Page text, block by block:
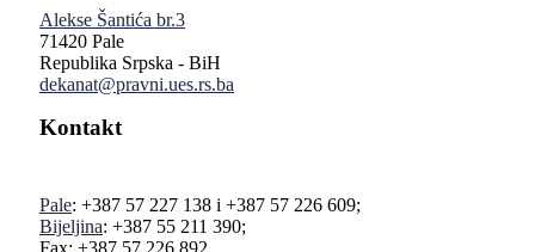
Alekse Šantića br.3
71420 Pale
Republika Srpska - BiH
dekanat@pravni.ues.rs.ba
Kontakt
Pale: +387 57 227 138 i +387 57 226 609;
Bijeljina: +387 55 211 390;
Fax: +387 57 226 892